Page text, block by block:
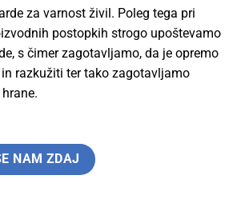
za varnost živil. Poleg tega pri
postopkih strogo upoštevamo
s čimer zagotavljamo, da je opremo
razkužiti ter tako zagotavljamo
NAM ZDAJ